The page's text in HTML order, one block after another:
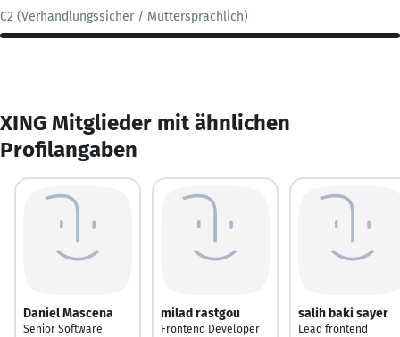
C2 (Verhandlungssicher / Muttersprachlich)
XING Mitglieder mit ähnlichen
Profilangaben
Daniel Mascena
Senior Software
milad rastgou
Frontend Developer
salih baki sayer
Lead frontend